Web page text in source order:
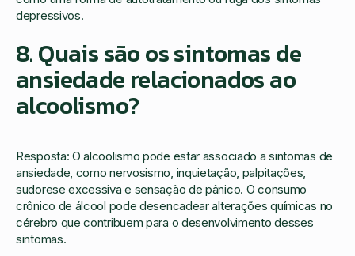
depressivos.
8. Quais são os sintomas de
ansiedade relacionados ao
alcoolismo?
Resposta: O alcoolismo pode estar associado a sintomas de
ansiedade, como nervosismo, inquietação, palpitações,
sudorese excessiva e sensação de pânico. O consumo
crônico de álcool pode desencadear alterações químicas no
cérebro que contribuem para o desenvolvimento desses
sintomas.